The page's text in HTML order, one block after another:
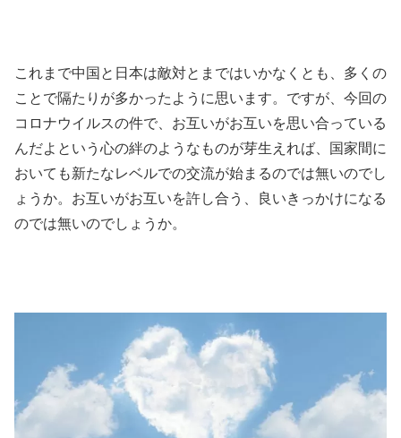
これまで中国と日本は敵対とまではいかなくとも、多くの
ことで隔たりが多かったように思います。ですが、今回の
コロナウイルスの件で、お互いがお互いを思い合っている
んだよという心の絆のようなものが芽生えれば、国家間に
おいても新たなレベルでの交流が始まるのでは無いのでし
ょうか。お互いがお互いを許し合う、良いきっかけになる
のでは無いのでしょうか。